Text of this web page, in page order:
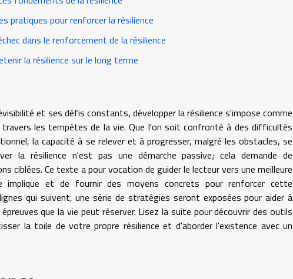
pratiques pour renforcer la résilience
dans le renforcement de la résilience
la résilience sur le long terme
et ses défis constants, développer la résilience s'impose comme
travers les tempêtes de la vie. Que l'on soit confronté à des difficultés
la capacité à se relever et à progresser, malgré les obstacles, se
la résilience n'est pas une démarche passive; cela demande de
ciblées. Ce texte a pour vocation de guider le lecteur vers une meilleure
implique et de fournir des moyens concrets pour renforcer cette
qui suivent, une série de stratégies seront exposées pour aider à
que la vie peut réserver. Lisez la suite pour découvrir des outils
la toile de votre propre résilience et d'aborder l'existence avec un